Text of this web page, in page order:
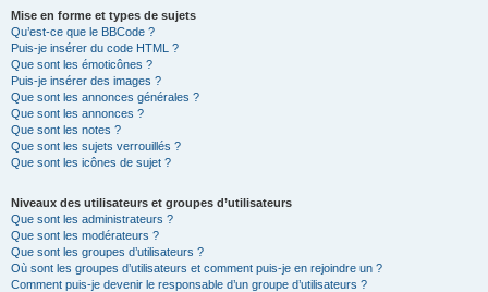
Mise en forme et types de sujets
Qu’est-ce que le BBCode ?
Puis-je insérer du code HTML ?
Que sont les émoticônes ?
Puis-je insérer des images ?
Que sont les annonces générales ?
Que sont les annonces ?
Que sont les notes ?
Que sont les sujets verrouillés ?
Que sont les icônes de sujet ?
Niveaux des utilisateurs et groupes d’utilisateurs
Que sont les administrateurs ?
Que sont les modérateurs ?
Que sont les groupes d’utilisateurs ?
Où sont les groupes d’utilisateurs et comment puis-je en rejoindre un ?
Comment puis-je devenir le responsable d’un groupe d’utilisateurs ?